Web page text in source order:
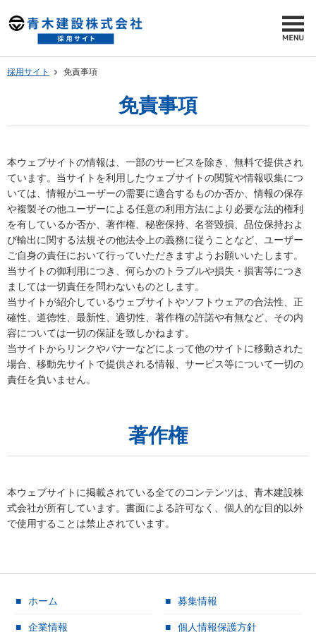
採用サイト 免責事項
免責事項
本ウェブサイトの情報は、一部のサービスを除き、無料で提供され
ています。当サイトを利用したウェブサイトの閲覧や情報収集につ
いては、情報がユーザーの需要に適合するものか否か、情報の保存
や複製その他ユーザーによる任意の利用方法により必要な法的権利
を有しているか否か、著作権、秘密保持、名誉毀損、品位保持およ
び輸出に関する法規その他法令上の義務に従うことなど、ユーザー
ご自身の責任において行っていただきますようお願いいたします。
当サイトの御利用につき、何らかのトラブルや損失・損害等につき
ましては一切責任を問わないものとします。
当サイトが紹介しているウェブサイトやソフトウェアの合法性、正
確性、道徳性、最新性、適切性、著作権の許諾や有無など、その内
容については一切の保証を致しかねます。
当サイトからリンクやバナーなどによって他のサイトに移動された
場合、移動先サイトで提供される情報、サービス等について一切の
責任を負いません。
著作権
本ウェブサイトに掲載されている全てのコンテンツは、青木建設株
式会社が所有しています。書面による許可なく、個人的な目的以外
で使用することは禁止されています。
ホーム 募集情報
企業情報 個人情報保護方針